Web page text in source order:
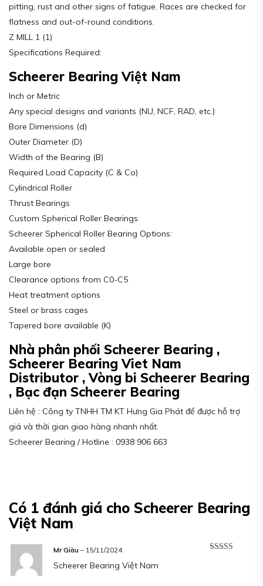
pitting, rust and other signs of fatigue. Races are checked for
flatness and out-of-round conditions.
Z MILL 1 (1)
Specifications Required:
Scheerer Bearing Việt Nam
Inch or Metric
Any special designs and variants (NU, NCF, RAD, etc.)
Bore Dimensions (d)
Outer Diameter (D)
Width of the Bearing (B)
Required Load Capacity (C & Co)
Cylindrical Roller
Thrust Bearings
Custom Spherical Roller Bearings
Scheerer Spherical Roller Bearing Options:
Available open or sealed
Large bore
Clearance options from C0-C5
Heat treatment options
Steel or brass cages
Tapered bore available (K)
Nhà phân phối Scheerer Bearing ,
Scheerer Bearing Viet Nam
Distributor , Vòng bi Scheerer Bearing
, Bạc đạn Scheerer Bearing
Liên hệ : Công ty TNHH TM KT Hưng Gia Phát để được hỗ trợ
giá và thời gian giao hàng nhanh nhất.
Scheerer Bearing / Hotline : 0938 906 663
Có 1 đánh giá cho Scheerer Bearing
Việt Nam
Mr Giàu – 15/11/2024
Scheerer Bearing Việt Nam